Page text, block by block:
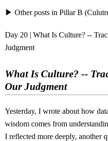
▶ Other posts in Pillar B
Day 20 | What Is Culture? --
Judgment
What Is Culture? --
Our Judgment
Yesterday, I wrote about how
wisdom comes from
I reflected more deeply, another